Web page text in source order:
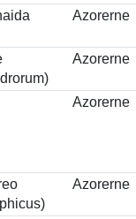
Azorerne
Azorerne
Azorerne
Azorerne